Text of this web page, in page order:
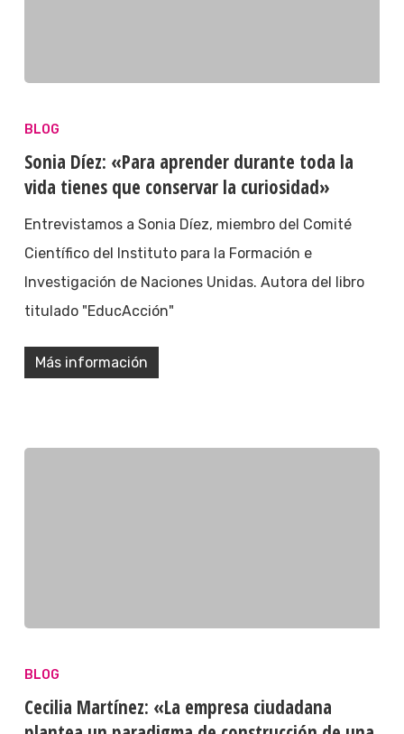
BLOG
Sonia Díez: «Para aprender durante toda la
vida tienes que conservar la curiosidad»
Entrevistamos a Sonia Díez, miembro del Comité
Científico del Instituto para la Formación e
Investigación de Naciones Unidas. Autora del libro
titulado "EducAcción"
Más información
BLOG
Cecilia Martínez: «La empresa ciudadana